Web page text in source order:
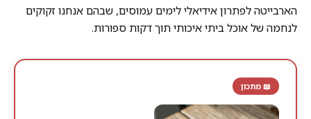
הארבייטה לפתרון אידיאלי לימים עמוסים, שבהם אנחנו זקוקים
לנחמה של אוכל ביתי איכותי תוך דקות ספורות.
📖 מתכון